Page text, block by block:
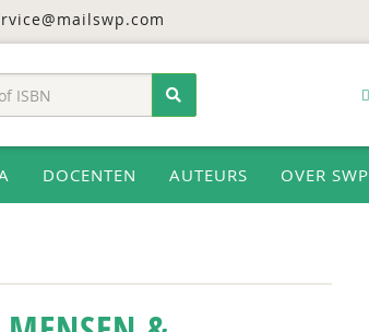
DOCENTEN AUTEURS OVER SWP